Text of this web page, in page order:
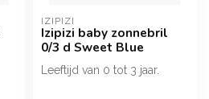
IZIPIZI
Izipizi baby zonnebril
0/3 d Sweet Blue
Leeftijd van 0 tot 3 jaar.